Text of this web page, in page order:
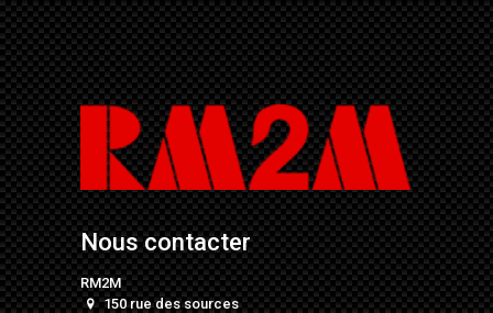
Nous contacter
RM2M
150 rue des sources